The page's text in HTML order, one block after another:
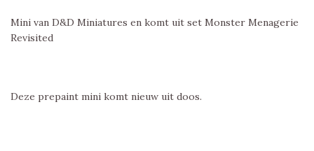
Mini van D&D Miniatures en komt uit set Monster Menagerie
Revisited
Deze prepaint mini komt nieuw uit doos.